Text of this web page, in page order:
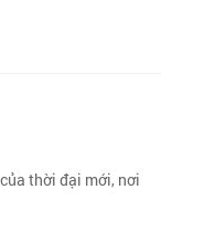
thời đại mới, nơi